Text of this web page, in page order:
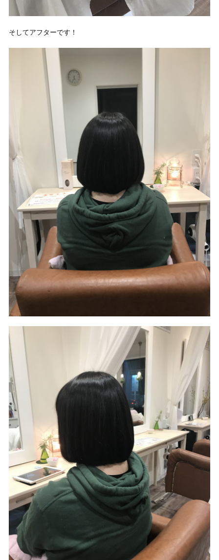
そしてアフターです！